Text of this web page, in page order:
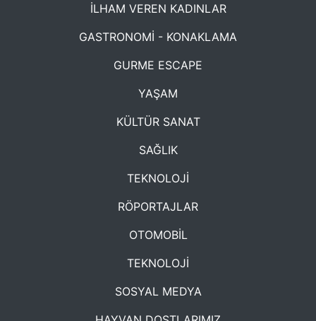
İLHAM VEREN KADINLAR
GASTRONOMİ - KONAKLAMA
GURME ESCAPE
YAŞAM
KÜLTÜR SANAT
SAĞLIK
TEKNOLOJİ
RÖPORTAJLAR
OTOMOBİL
TEKNOLOJİ
SOSYAL MEDYA